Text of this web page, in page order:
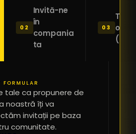
02
Invită-ne
în
compania
ta
03
o
tale ca propunere de
noastră îți va
invitații pe baza
comunitate.